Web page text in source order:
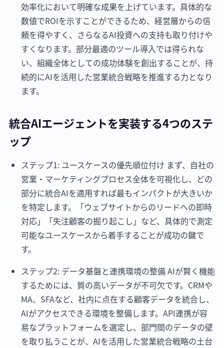
効率化において明確な成果を上げています。具体的な
数値でROIを示すことができるため、経営層からの信
頼を得やすく、さらなるAI投資への支持も取り付けや
すくなります。部分最適のツール導入では得られな
い、組織全体としての成功体験を創出することが、持
続的にAIを活用した営業統合戦略を推進する力となり
ます。
統合AIエージェントを実装する4つのステ
ップ
ステップ1: ユースケースの優先順位付け まず、自社の
営業・マーケティングプロセス全体を可視化し、どの
部分に統合AIを適用すれば最もインパクトが大きいか
を特定します。「ウェブサイトからのリードへの即時
対応」「失注顧客の掘り起こし」など、具体的で測定
可能なユースケースから着手することが成功の鍵で
す。
ステップ2: データ基盤と連携環境の整備 AIが賢く機能
するためには、質の高いデータが不可欠です。CRMや
MA、SFAなど、社内に点在する顧客データを統合し、
AIがアクセスできる環境を整備します。API連携が容
易なプラットフォームを選定し、部門間のデータの壁
を取り払うことが、AIを活用した営業統合戦略の土台